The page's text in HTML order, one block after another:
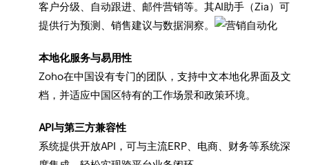
客户分级、自动跟进、邮件营销等。其AI助手（Zia）可
提供行为预测、销售建议与数据洞察。
本地化服务与易用性
Zoho在中国设有专门的团队，支持中文本地化界面及文
档，并适应中国区特有的工作场景和政策环境。
API与第三方兼容性
系统提供开放API，可与主流ERP、电商、财务等系统深